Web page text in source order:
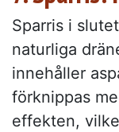
Sparris i
naturliga
innehåller
förknippas
effekten,